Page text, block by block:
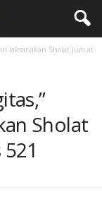
laksanakan Sholat Jum at
Sholat